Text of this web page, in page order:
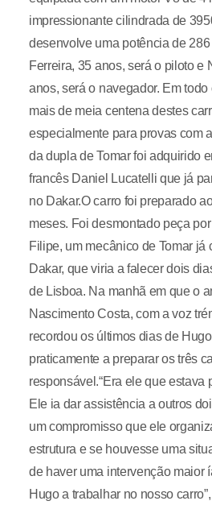
impressionante cilindrada de
desenvolve uma potência de
Ferreira, 35 anos, será o piloto e
anos, será o navegador. Em
mais de meia centena destes
especialmente para provas com
da dupla de Tomar foi adquirido
francês Daniel Lucatelli que já
no Dakar.O carro foi preparado
meses. Foi desmontado peça
Filipe, um mecânico de Tomar já
Dakar, que viria a falecer dois
de Lisboa. Na manhã em que o
Nascimento Costa, com a voz
recordou os últimos dias de
praticamente a preparar os três
responsável.“Era ele que estava
Ele ia dar assistência a outros
um compromisso que ele
estrutura e se houvesse uma
de haver uma intervenção maior
Hugo a trabalhar no nosso